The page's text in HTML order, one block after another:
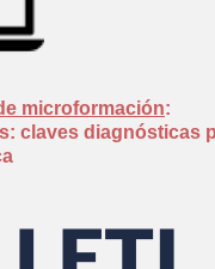
microformación:
claves diagnósticas